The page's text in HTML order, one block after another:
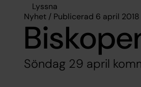
Lyssna
Nyhet / Publicerad 6 april 2018
Söndag 29 april